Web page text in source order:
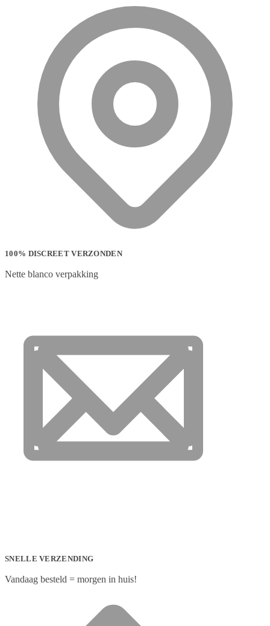
100% DISCREET VERZONDEN
Nette blanco verpakking
SNELLE VERZENDING
Vandaag besteld = morgen in huis!